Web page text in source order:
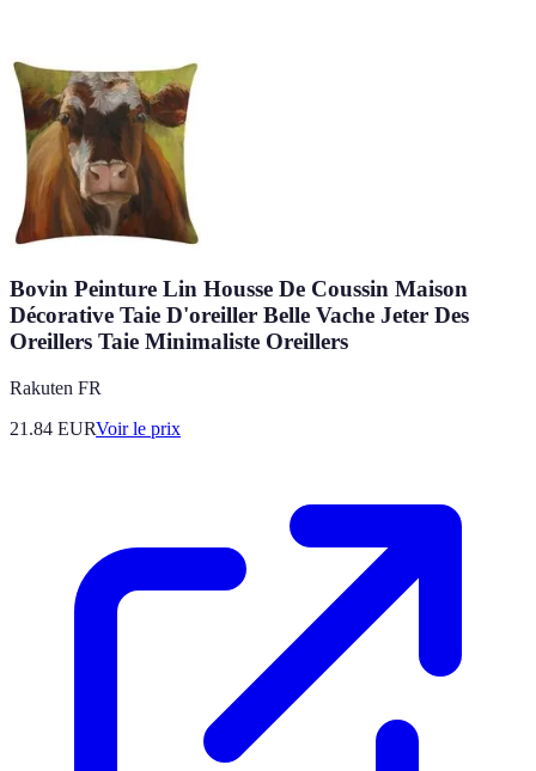
Bovin Peinture Lin Housse De Coussin Maison
Décorative Taie D'oreiller Belle Vache Jeter Des
Oreillers Taie Minimaliste Oreillers
Rakuten FR
21.84 EURVoir le prix